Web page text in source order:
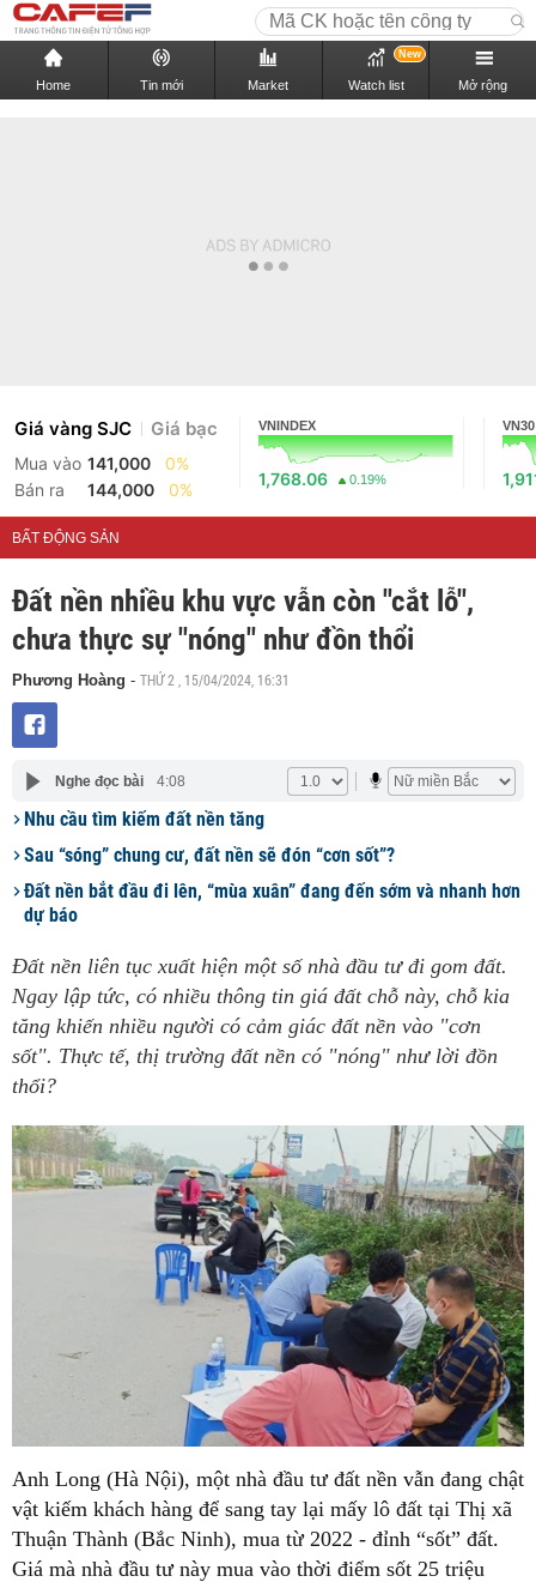
Home Tin mới Market Watch list
New
Mở rộng
Giá vàng SJC Giá bạc
Mua vào 141,000
0%
Bán ra
144,000 0%
VNINDEX
1,768.06 0.19%
VN30
BẤT ĐỘNG SẢN
Đất nền nhiều khu vực vẫn còn "cắt lỗ",
chưa thực sự "nóng" như đồn thổi
Phương Hoàng - THỨ 2 , 15/04/2024, 16:31
Nghe đọc bài 4:08
Nhu cầu tìm kiếm đất nền tăng
Sau “sóng” chung cư, đất nền sẽ đón “cơn sốt”?
Đất nền bắt đầu đi lên, “mùa xuân” đang đến sớm và nhanh hơn
dự báo
Đất nền liên tục xuất hiện một số nhà đầu tư đi gom đất.
Ngay lập tức, có nhiều thông tin giá đất chỗ này, chỗ kia
tăng khiến nhiều người có cảm giác đất nền vào "cơn
sốt". Thực tế, thị trường đất nền có "nóng" như lời đồn
thổi?
Anh Long (Hà Nội), một nhà đầu tư đất nền vẫn đang chật
vật kiếm khách hàng để sang tay lại mấy lô đất tại Thị xã
Thuận Thành (Bắc Ninh), mua từ 2022 - đỉnh “sốt” đất.
Giá mà nhà đầu tư này mua vào thời điểm sốt 25 triệu